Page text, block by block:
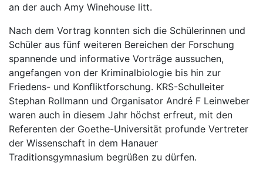
an der auch Amy Winehouse litt.
Nach dem Vortrag konnten sich die Schülerinnen und
Schüler aus fünf weiteren Bereichen der Forschung
spannende und informative Vorträge aussuchen,
angefangen von der Kriminalbiologie bis hin zur
Friedens- und Konfliktforschung. KRS-Schulleiter
Stephan Rollmann und Organisator André F Leinweber
waren auch in diesem Jahr höchst erfreut, mit den
Referenten der Goethe-Universität profunde Vertreter
der Wissenschaft in dem Hanauer
Traditionsgymnasium begrüßen zu dürfen.